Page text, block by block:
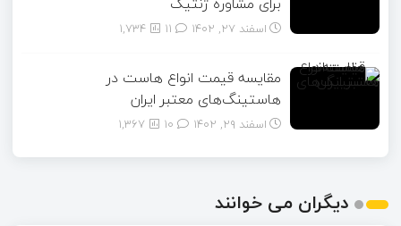
اسفند ۲۷, ۱۴۰۲ 1,734
مقایسه قیمت انواع هاست در
هاستینگ‌های معتبر ایران
اسفند ۲۹, ۱۴۰۲ 1,367
دیگران می خوانند